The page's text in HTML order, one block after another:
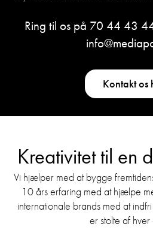
Ring til os på 70 44 43
Kontakt os
Kreativitet til en
Vi hjælper med at bygge
10 års erfaring med at hjælpe
internationale brands med at
er stolte af